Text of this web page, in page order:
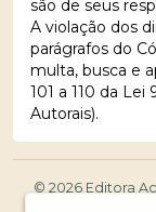
são de seus
A violação dos
parágrafos do
multa, busca e
101 a 110 da
Autorais).
© 2026 Editora